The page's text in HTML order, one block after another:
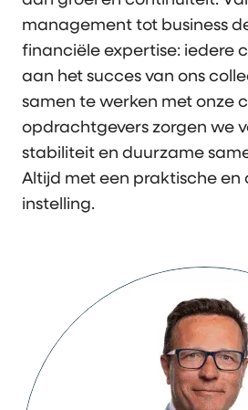
management tot business
financiële expertise: iedere
aan het succes van ons
samen te werken met onze
opdrachtgevers zorgen we
stabiliteit en duurzame
Altijd met een praktische
instelling.